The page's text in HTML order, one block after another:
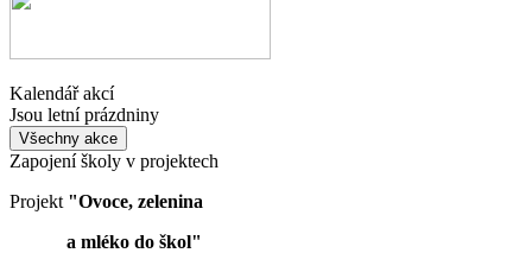
Kalendář akcí
Jsou letní prázdniny
Všechny akce
Zapojení školy v projektech
Projekt "Ovoce, zelenina
a mléko do škol"